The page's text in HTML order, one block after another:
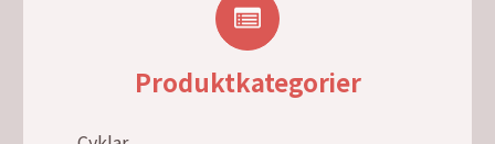
Produktkategorier